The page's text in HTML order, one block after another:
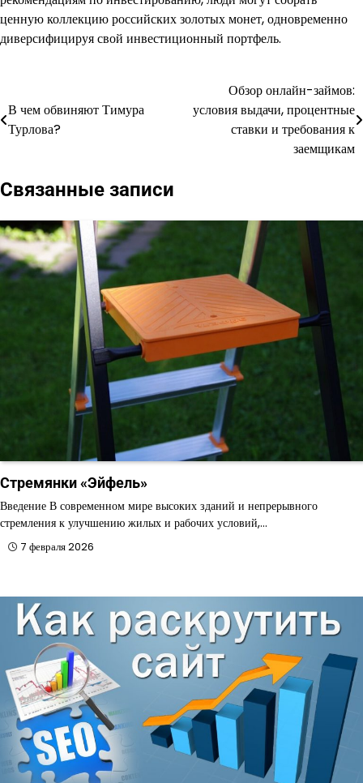
ценную коллекцию российских золотых монет, одновременно
диверсифицируя свой инвестиционный портфель.
по
В чем обвиняют Тимура
Турлова?
Обзор онлайн-займов:
условия выдачи, процентные
ставки и требования к
заемщикам
Связанные записи
Стремянки «Эйфель»
Введение В современном мире высоких зданий и непрерывного
стремления к улучшению жилых и рабочих условий,…
7 февраля 2026